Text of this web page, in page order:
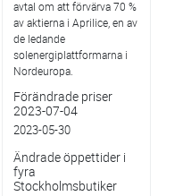
avtal om att förvärva 70 %
av aktierna i Aprilice, en av
de ledande
solenergiplattformarna i
Nordeuropa.
Förändrade priser
2023-07-04
2023-05-30
Ändrade öppettider i
fyra
Stockholmsbutiker